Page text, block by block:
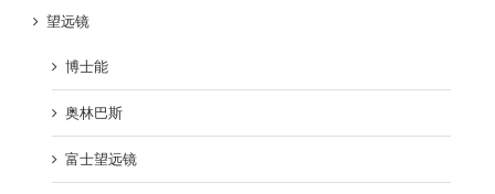
望远镜
博士能
奥林巴斯
富士望远镜